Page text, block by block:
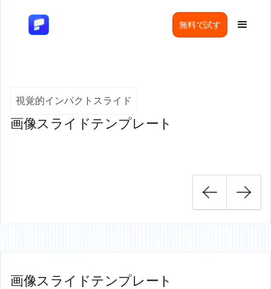
無料で試す
視覚的インパクトスライド
画像スライドテンプレート
画像スライドテンプレート